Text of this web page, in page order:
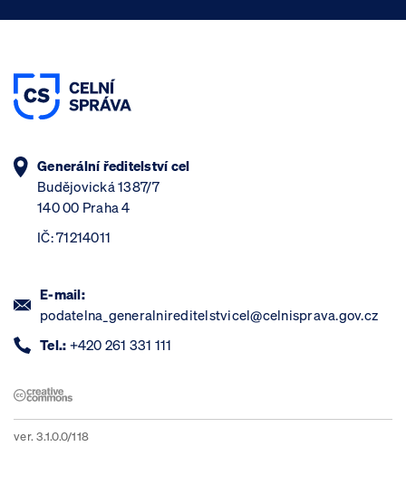
Generální ředitelství cel
Budějovická 1387/7
140 00 Praha 4
IČ: 71214011
E-mail:
podatelna_generalnireditelstvicel@celnisprava.gov.cz
Tel.: +420 261 331 111
ver. 3.1.0.0/118